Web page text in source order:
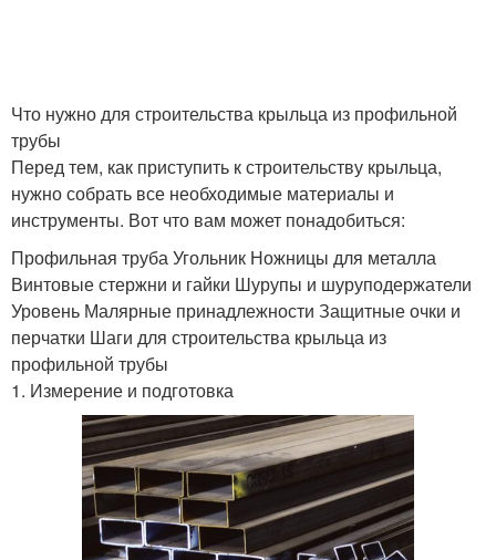
Что нужно для строительства крыльца из профильной
трубы
Перед тем, как приступить к строительству крыльца,
нужно собрать все необходимые материалы и
инструменты. Вот что вам может понадобиться:
Профильная труба Угольник Ножницы для металла
Винтовые стержни и гайки Шурупы и шуруподержатели
Уровень Малярные принадлежности Защитные очки и
перчатки Шаги для строительства крыльца из
профильной трубы
1. Измерение и подготовка